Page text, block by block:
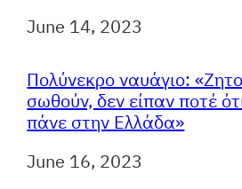
Ημερομηνία
June 14, 2023
Πολύνεκρο ναυάγιο:
σωθούν, δεν είπαν ποτέ
πάνε στην Ελλάδα»
Ημερομηνία
June 16, 2023